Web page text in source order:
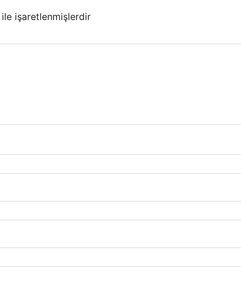
ile işaretlenmişlerdir